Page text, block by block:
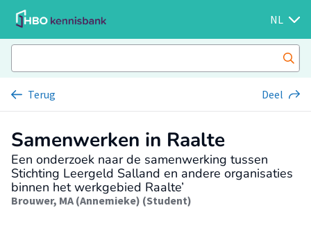
NL
Terug Deel
Samenwerken in Raalte
Een onderzoek naar de samenwerking tussen
Stichting Leergeld Salland en andere organisaties
binnen het werkgebied Raalte’
Brouwer, MA (Annemieke) (Student)